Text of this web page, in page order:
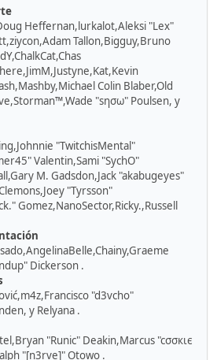
Heffernan,lurkalot,Aleksi "Lex"
Tallon,Bigguy,Bruno
Colin Blaber,Old
"sησω" Poulsen, y
"TwitchisMental"
Valentin,Sami "SychO"
M. Gadsdon,Jack "akabugeyes"
"Tyrsson"
Gomez,NanoSector,Ricky.,Russell
Dickerson .
"d3vcho"
y Relyana .
"Runic" Deakin,Marcus "cσσкιє
"[n3rve]" Otowo .